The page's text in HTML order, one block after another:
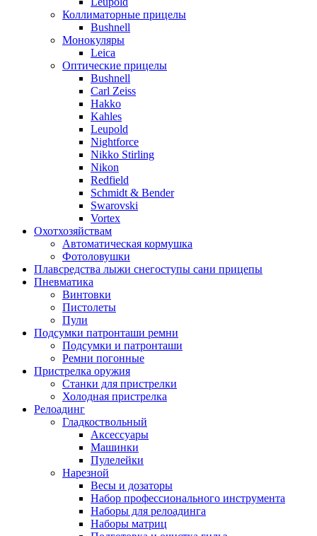
Коллиматорные прицелы
Bushnell
Монокуляры
Leica
Оптические прицелы
Bushnell
Carl Zeiss
Hakko
Kahles
Leupold
Nightforce
Nikko Stirling
Nikon
Redfield
Schmidt & Bender
Swarovski
Vortex
Охотхозяйствам
Автоматическая кормушка
Фотоловушки
Плавсредства лыжи снегоступы сани прицепы
Пневматика
Винтовки
Пистолеты
Пули
Подсумки патронташи ремни
Подсумки и патронташи
Ремни погонные
Пристрелка оружия
Станки для пристрелки
Холодная пристрелка
Релоадинг
Гладкоствольный
Аксессуары
Машинки
Пулелейки
Нарезной
Весы и дозаторы
Набор профессионального инструмента
Наборы для релоадинга
Наборы матриц